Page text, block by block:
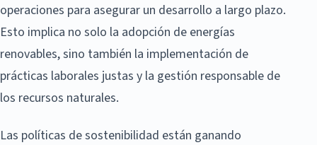
operaciones para asegurar un desarrollo a largo plazo.
Esto implica no solo la adopción de energías
renovables, sino también la implementación de
prácticas laborales justas y la gestión responsable de
los recursos naturales.
Las políticas de sostenibilidad están ganando